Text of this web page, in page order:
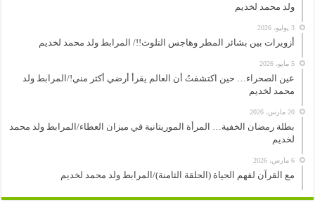
ولد محمد لخديم
3 يوليو، 2026
أزويرات بين بشائر المطر وهاجس التلوث!!/ المرابط ولد محمد لخديم
5 مايو، 2026
عين الصحراء… حين اكتشفتُ أن العالم يقرأ أرضي أكثر مني!/المرابط ولد
محمد لخديم
20 مارس، 2026
بطلة رمضان الخفية… المرأة الموريتانية في ميزان العطاء/المرابط ولد محمد
لخديم
6 مارس، 2026
مع القرآن لفهم الحياة (الحلقة الثامنة)/المرابط ولد محمد لخديم